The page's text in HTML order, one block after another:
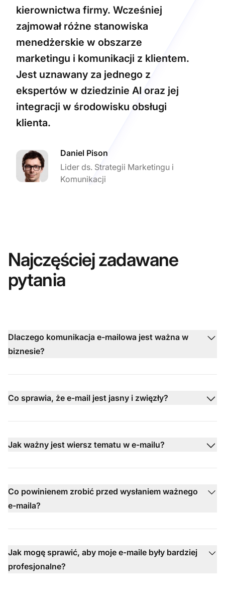
kierownictwa firmy. Wcześniej
zajmował różne stanowiska
menedżerskie w obszarze
marketingu i komunikacji z klientem.
Jest uznawany za jednego z
ekspertów w dziedzinie AI oraz jej
integracji w środowisku obsługi
klienta.
Daniel Pison
Lider ds. Strategii Marketingu i
Komunikacji
Najczęściej zadawane
pytania
Dlaczego komunikacja e-mailowa jest ważna w
biznesie?
Co sprawia, że e-mail jest jasny i zwięzły?
Jak ważny jest wiersz tematu w e-mailu?
Co powinienem zrobić przed wysłaniem ważnego
e-maila?
Jak mogę sprawić, aby moje e-maile były bardziej
profesjonalne?